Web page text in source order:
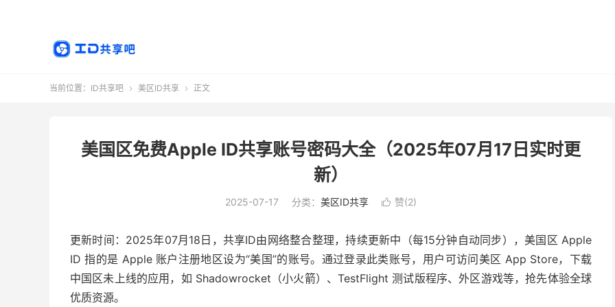
当前位置： ID共享吧  美区ID共享  正文
美国区免费Apple ID共享账号密码大全（2025年07月17日实时更
新）
2025-07-17 分类： 美区ID共享  赞(2)
更新时间：2025年07月18日，共享ID由网络整合整理，持续更新中（每15分钟自动同步），美国区 Apple
ID 指的是 Apple 账户注册地区设为“美国”的账号。通过登录此类账号，用户可访问美区 App Store，下载
中国区未上线的应用，如 Shadowrocket（小火箭）、TestFlight 测试版程序、外区游戏等，抢先体验全球
优质资源。